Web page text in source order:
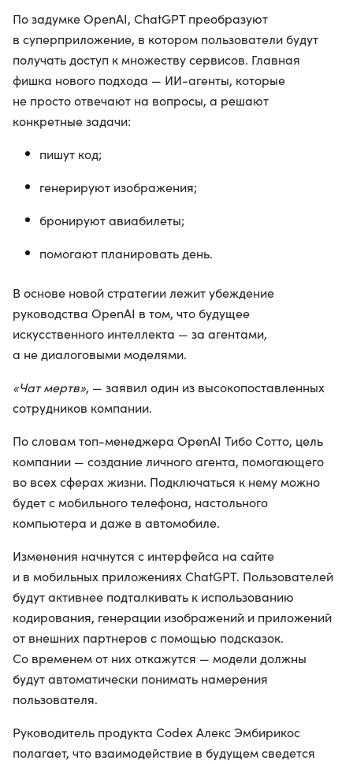
По задумке OpenAI, ChatGPT преобразуют
в суперприложение, в котором пользователи будут
получать доступ к множеству сервисов. Главная
фишка нового подхода — ИИ-агенты, которые
не просто отвечают на вопросы, а решают
конкретные задачи:
пишут код;
генерируют изображения;
бронируют авиабилеты;
помогают планировать день.
В основе новой стратегии лежит убеждение
руководства OpenAI в том, что будущее
искусственного интеллекта — за агентами,
а не диалоговыми моделями.
«Чат мертв», — заявил один из высокопоставленных
сотрудников компании.
По словам топ-менеджера OpenAI Тибо Сотто, цель
компании — создание личного агента, помогающего
во всех сферах жизни. Подключаться к нему можно
будет с мобильного телефона, настольного
компьютера и даже в автомобиле.
Изменения начнутся с интерфейса на сайте
и в мобильных приложениях ChatGPT. Пользователей
будут активнее подталкивать к использованию
кодирования, генерации изображений и приложений
от внешних партнеров с помощью подсказок.
Со временем от них откажутся — модели должны
будут автоматически понимать намерения
пользователя.
Руководитель продукта Codex Алекс Эмбирикос
полагает, что взаимодействие в будущем сведется